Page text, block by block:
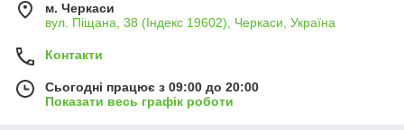
м. Черкаси
вул. Піщана, 38 (Індекс 19602), Черкаси, Україна
Контакти
Сьогодні працює з 09:00 до 20:00
Показати весь графік роботи